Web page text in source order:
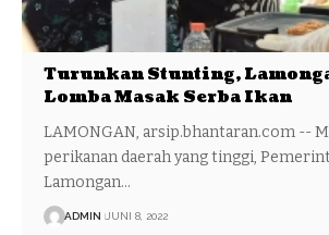
Turunkan Stunting,
Lomba Masak Serba Ikan
LAMONGAN, arsip.bhantaran.com --
perikanan daerah yang tinggi,
Lamongan…
ADMIN JUNI 8, 2022